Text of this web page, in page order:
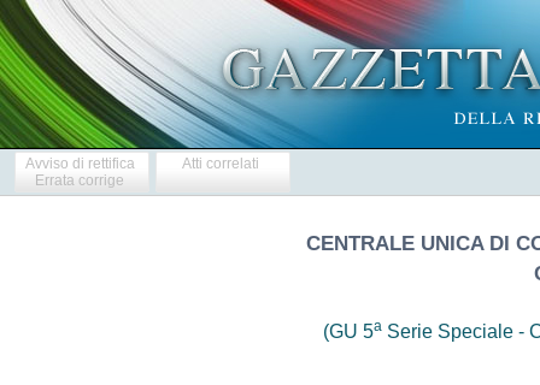
Avviso di rettifica
Errata corrige
Atti correlati
CENTRALE UNICA DI
(GU 5aSerie Speciale -